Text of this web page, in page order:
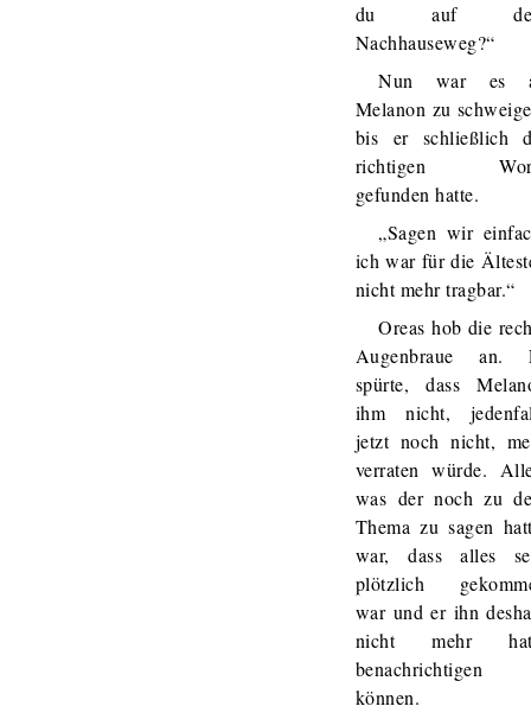
du auf
Nachhauseweg?“
Nun war es
Melanon zu
bis er schließlich
richtigen
gefunden hatte.
„Sagen wir
ich war für die
nicht mehr tragbar.“
Oreas hob die
Augenbraue an.
spürte, dass
ihm nicht,
jetzt noch nicht,
verraten würde.
was der noch zu
Thema zu sagen
war, dass alles
plötzlich
war und er ihn
nicht mehr
benachrichtigen
können.